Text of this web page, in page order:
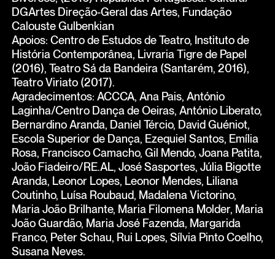
DGArtes Direção-Geral das Artes, Fundação
Calouste Gulbenkian
Apoios: Centro de Estudos de Teatro, Instituto de
História Contemporânea, Livraria Tigre de Papel
(2016), Teatro Sá da Bandeira (Santarém, 2016),
Teatro Viriato (2017).
Agradecimentos: ACCCA, Ana Pais, António
Laginha/Centro Dança de Oeiras, António Liberato,
Bernardino Aranda, Daniel Tércio, David Guéniot,
Escola Superior de Dança, Ezequiel Santos, Emília
Rosa, Francisco Camacho, Gil Mendo, Joana Patita,
João Fiadeiro/RE.AL, José Sasportes, Júlia Bigotte
Aranda, Leonor Lopes, Leonor Mendes, Liliana
Coutinho, Luísa Roubaud, Madalena Victorino,
Maria João Brilhante, Maria Filomena Molder, Maria
João Guardão, Maria José Fazenda, Margarida
Franco, Peter Schau, Rui Lopes, Sílvia Pinto Coelho,
Susana Neves.